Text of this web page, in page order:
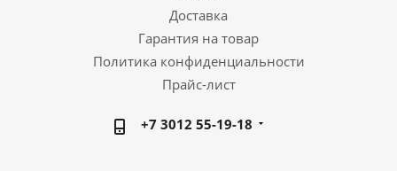
Доставка
Гарантия на товар
Политика конфиденциальности
Прайс-лист
+7 3012 55-19-18